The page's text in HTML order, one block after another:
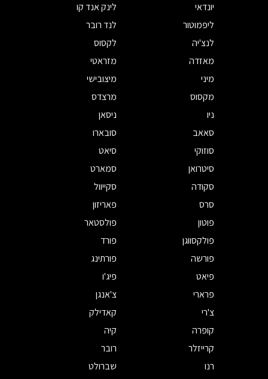
יונדאי
לינק אנד קו
ליפמוטור
לנד רובר
לנצ'יה
לקסוס
מאזדה
מזראטי
מיני
מיצובישי
מקסוס
מרצדס
ניו
ניסאן
סאאב
סובארו
סוזוקי
סיאט
סיטרואן
סמארט
סקודה
סקייוול
סרס
פאריזון
פוטון
פולסטאר
פולקסווגן
פורד
פורשה
פורתינג
פיאט
פיג'ו
פרארי
צ'אנגן
צ'רי
קאדילק
קופרה
קיה
קרייזלר
רובר
רנו
שברולט